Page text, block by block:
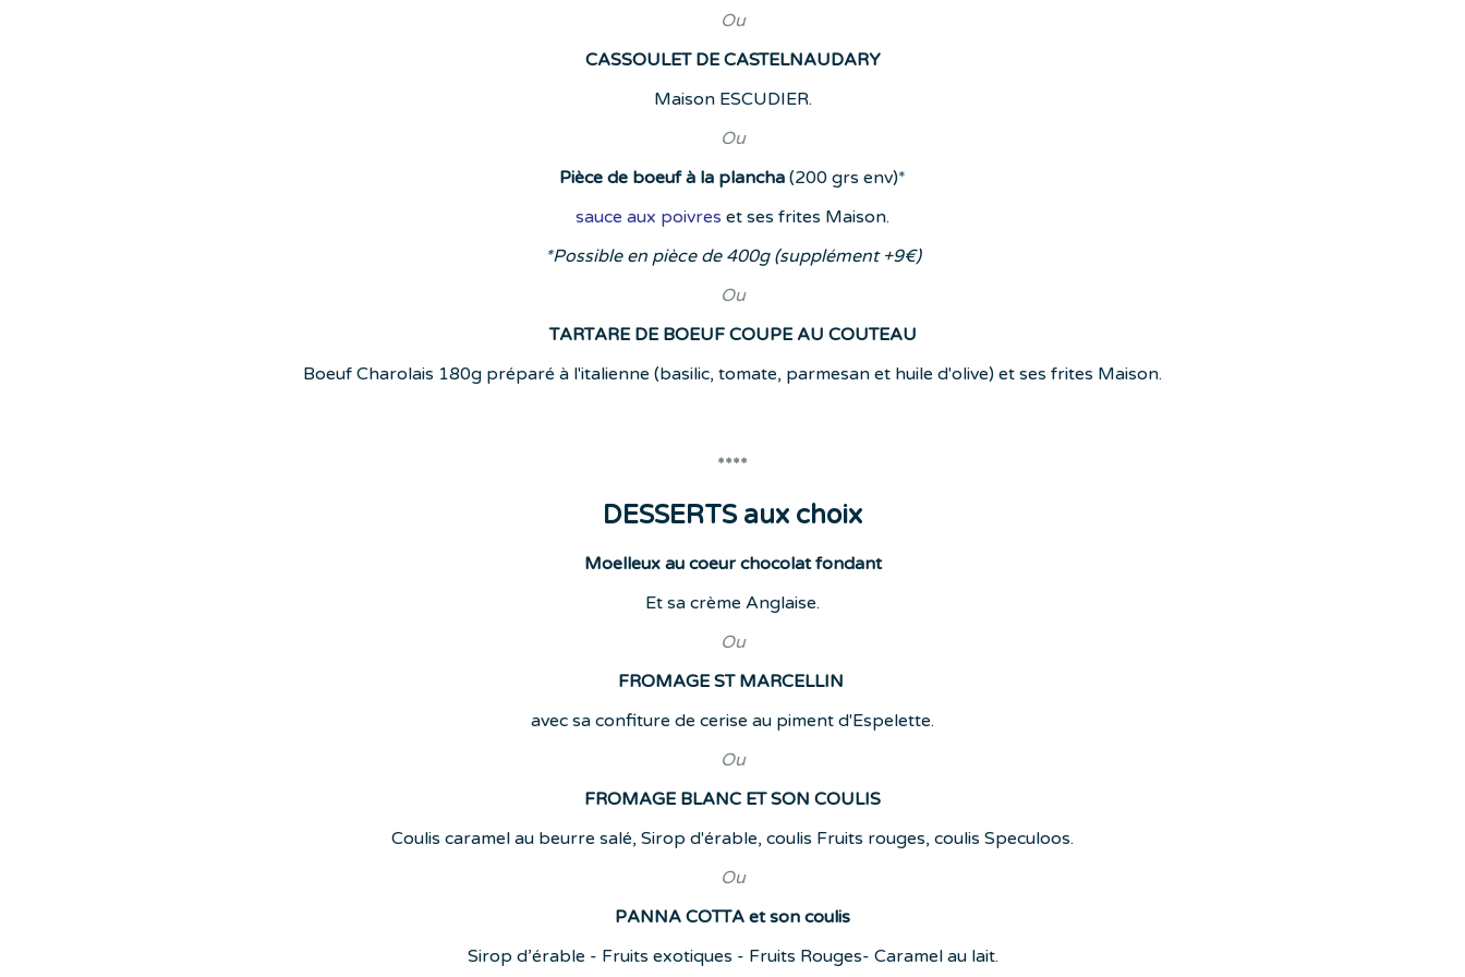
Ou
CASSOULET DE CASTELNAUDARY
Maison ESCUDIER.
Ou
Pièce de boeuf à la plancha (200 grs env)*
sauce aux poivres et ses frites Maison.
*Possible en pièce de 400g (supplément +9€)
Ou
TARTARE DE BOEUF COUPE AU COUTEAU
Boeuf Charolais 180g préparé à l'italienne (basilic, tomate, parmesan et huile d'olive) et ses frites Maison.
****
DESSERTS aux choix
Moelleux au coeur chocolat fondant
Et sa crème Anglaise.
Ou
FROMAGE ST MARCELLIN
avec sa confiture de cerise au piment d'Espelette.
Ou
FROMAGE BLANC ET SON COULIS
Coulis caramel au beurre salé, Sirop d'érable, coulis Fruits rouges, coulis Speculoos.
Ou
PANNA COTTA et son coulis
Sirop d’érable - Fruits exotiques - Fruits Rouges- Caramel au lait.